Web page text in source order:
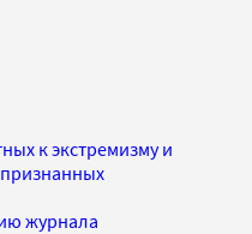
к экстремизму и
журнала